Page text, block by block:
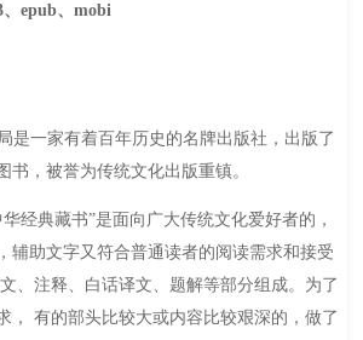
epub、mobi
是一家有着百年历史的名牌出版社，出版了
书，被誉为传统文化出版重镇。
经典藏书”是面向广大传统文化爱好者的，
辅助文字又符合普通读者的阅读需求和接受
、注释、白话译文、题解等部分组成。为了
， 有的部头比较大或内容比较艰深的，做了